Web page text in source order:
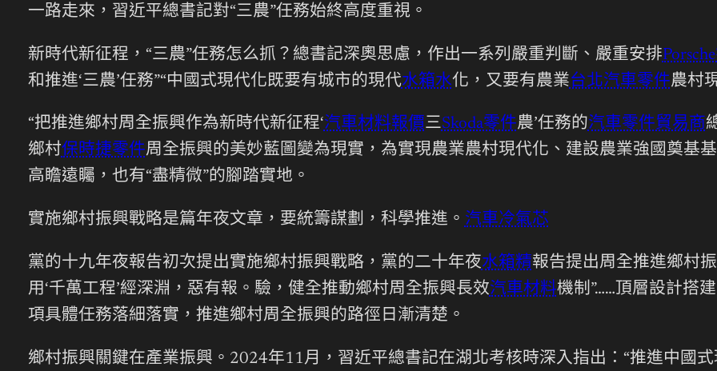
一路走來，習近平總書記對“三農”任務始終高度重視。
新時代新征程，“三農”任務怎么抓？總書記深奧思慮，作出一系列嚴重判斷、嚴重安排
和推進‘三農’任務”“中國式現代化既要有城市的現代水箱水化，又要有農業台北汽車零件農村
“把推進鄉村周全振興作為新時代新征程‘汽車材料報價三Skoda零件農’任務的汽車零件貿易商
鄉村保時捷零件周全振興的美妙藍圖變為現實，為實現農業農村現代化、建設農業強國奠基
高瞻遠矚，也有“盡精微”的腳踏實地。
實施鄉村振興戰略是篇年夜文章，要統籌謀劃，科學推進。 汽車冷氣芯
黨的十九年夜報告初次提出實施鄉村振興戰略，黨的二十年夜水箱精報告提出周全推進鄉村
用‘千萬工程’經深淵，惡有報。驗，健全推動鄉村周全振興長效汽車材料機制”……頂層設計搭
項具體任務落細落實，推進鄉村周全振興的路徑日漸清楚。
鄉村振興關鍵在產業振興。2024年11月，習近平總書記在湖北考核時深入指出：“推進中國